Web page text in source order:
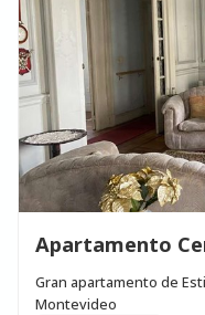
Apartamento
Gran apartamento de
Montevideo